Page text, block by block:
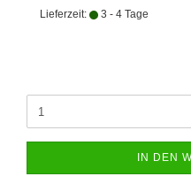
Lieferzeit: 3 - 4 Tage
IN DEN